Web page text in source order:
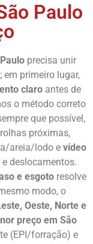
Paulo
precisa unir
em primeiro lugar,
claroantes de
o método correto
que possível,
próximas,
areia/lodo e vídeo
deslocamentos.
e esgoto resolve
modo, o
Oeste, Norte e
preço em São
(EPI/forração) e